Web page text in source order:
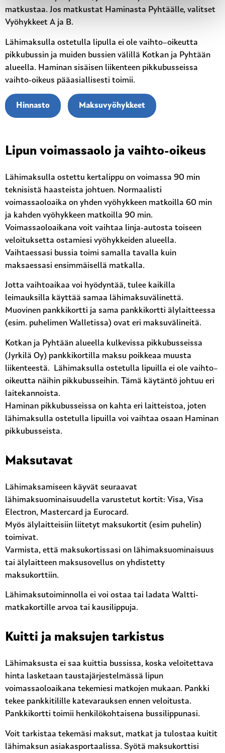
matkustaa. Jos matkustat Haminasta Pyhtäälle, valitset
Vyöhykkeet A ja B.
Lähimaksulla ostetulla lipulla ei ole vaihto–oikeutta
pikkubussin ja muiden bussien välillä Kotkan ja Pyhtään
alueella. Haminan sisäisen liikenteen pikkubusseissa
vaihto-oikeus pääasiallisesti toimii.
Hinnasto Maksuvyöhykkeet
Lipun voimassaolo ja vaihto-oikeus
Lähimaksulla ostettu kertalippu on voimassa 90 min
teknisistä haasteista johtuen. Normaalisti
voimassaoloaika on yhden vyöhykkeen matkoilla 60 min
ja kahden vyöhykkeen matkoilla 90 min.
Voimassaoloaikana voit vaihtaa linja-autosta toiseen
veloituksetta ostamiesi vyöhykkeiden alueella.
Vaihtaessasi bussia toimi samalla tavalla kuin
maksaessasi ensimmäisellä matkalla.
Jotta vaihtoaikaa voi hyödyntää, tulee kaikilla
leimauksilla käyttää samaa lähimaksuvälinettä.
Muovinen pankkikortti ja sama pankkikortti älylaitteessa
(esim. puhelimen Walletissa) ovat eri maksuvälineitä.
Kotkan ja Pyhtään alueella kulkevissa pikkubusseissa
(Jyrkilä Oy) pankkikortilla maksu poikkeaa muusta
liikenteestä. Lähimaksulla ostetulla lipuilla ei ole vaihto–
oikeutta näihin pikkubusseihin. Tämä käytäntö johtuu eri
laitekannoista.
Haminan pikkubusseissa on kahta eri laitteistoa, joten
lähimaksulla ostetulla lipuilla voi vaihtaa osaan Haminan
pikkubusseista.
Maksutavat
Lähimaksamiseen käyvät seuraavat
lähimaksuominaisuudella varustetut kortit: Visa, Visa
Electron, Mastercard ja Eurocard.
Myös älylaitteisiin liitetyt maksukortit (esim puhelin)
toimivat.
Varmista, että maksukortissasi on lähimaksuominaisuus
tai älylaitteen maksusovellus on yhdistetty
maksukorttiin.
Lähimaksutoiminnolla ei voi ostaa tai ladata Waltti-
matkakortille arvoa tai kausilippuja.
Kuitti ja maksujen tarkistus
Lähimaksusta ei saa kuittia bussissa, koska veloitettava
hinta lasketaan taustajärjestelmässä lipun
voimassaoloaikana tekemiesi matkojen mukaan. Pankki
tekee pankkitilille katevarauksen ennen veloitusta.
Pankkikortti toimii henkilökohtaisena bussilippunasi.
Voit tarkistaa tekemäsi maksut, matkat ja tulostaa kuitit
lähimaksun asiakasportaalissa. Syötä maksukorttisi